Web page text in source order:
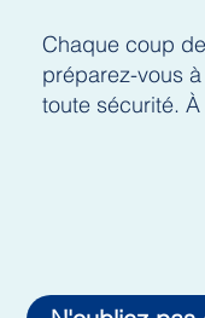
Chaque coup
préparez-vous
toute sécurité.